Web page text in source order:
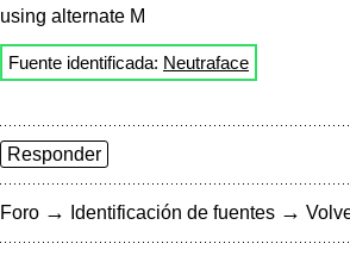
using alternate M
Fuente identificada: Neutraface
Responder
Foro → Identificación de fuentes →